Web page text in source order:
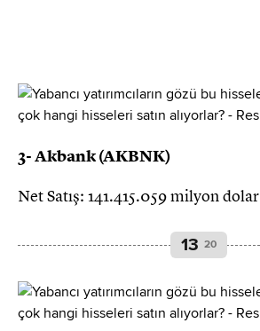
3- Akbank (AKBNK)
Net Satış: 141.415.059 milyon dolar
13 20